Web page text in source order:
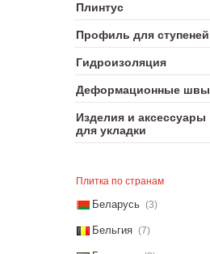
Плинтус
Профиль для ступеней
Гидроизоляция
Деформационные швы
Изделия и аксессуары
для укладки
Плитка по странам
Беларусь (3)
Бельгия (7)